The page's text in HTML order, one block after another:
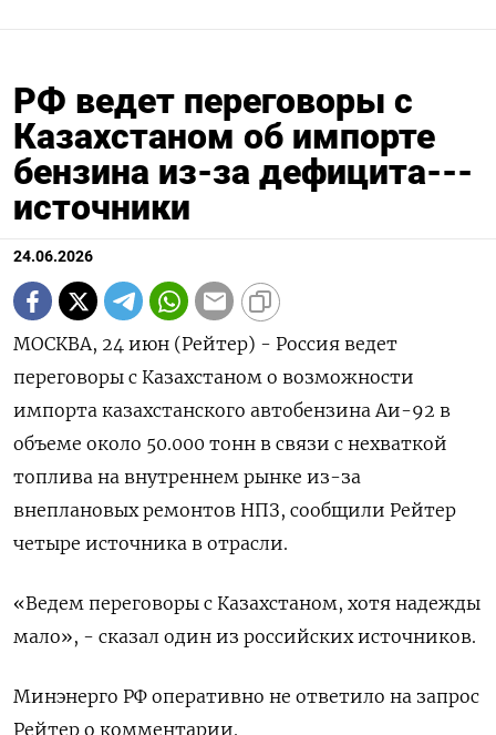
РФ ведет переговоры с
Казахстаном об импорте
бензина из-за дефицита---
источники
24.06.2026
МОСКВА, 24 июн (Рейтер) - Россия ведет
переговоры с Казахстаном о возможности
импорта казахстанского автобензина Аи-92 в
объеме около 50.000 тонн в связи с нехваткой
топлива на внутреннем рынке из-за
внеплановых ремонтов НПЗ, сообщили Рейтер
четыре источника в отрасли.
«Ведем переговоры с Казахстаном, хотя ‌надежды
мало», - сказал один из российских источников.
Минэнерго РФ оперативно не ответило на запрос
Рейтер о комментарии.